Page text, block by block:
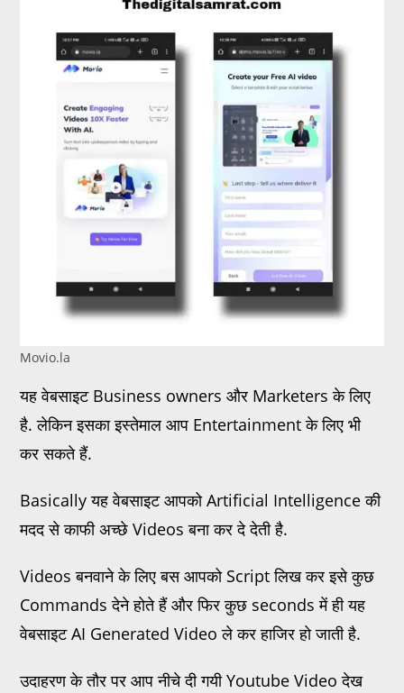
Movio.la
यह वेबसाइट Business owners और Marketers के लिए
है. लेकिन इसका इस्तेमाल आप Entertainment के लिए भी
कर सकते हैं.
Basically यह वेबसाइट आपको Artificial Intelligence की
मदद से काफी अच्छे Videos बना कर दे देती है.
Videos बनवाने के लिए बस आपको Script लिख कर इसे कुछ
Commands देने होते हैं और फिर कुछ seconds में ही यह
वेबसाइट AI Generated Video ले कर हाजिर हो जाती है.
उदाहरण के तौर पर आप नीचे दी गयी Youtube Video देख